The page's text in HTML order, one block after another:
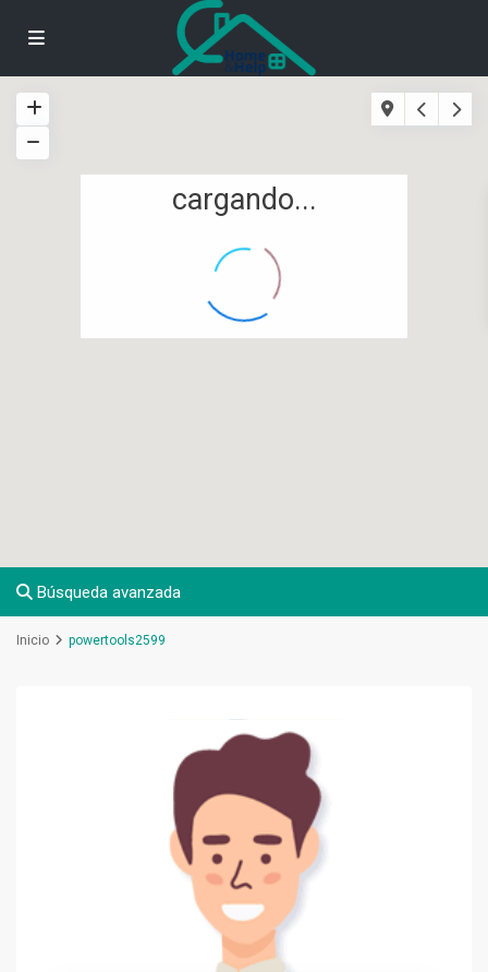
cargando...
Búsqueda avanzada
Inicio powertools2599